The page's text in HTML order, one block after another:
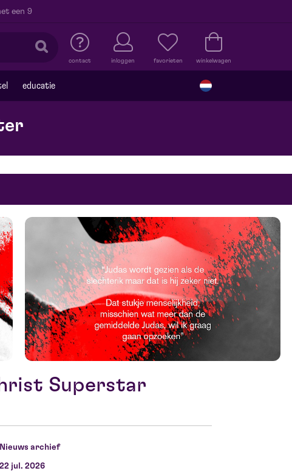
een 9
contact inloggen favorieten winkelwagen
educatie
Superstar
Nieuws archief
22 jul. 2026